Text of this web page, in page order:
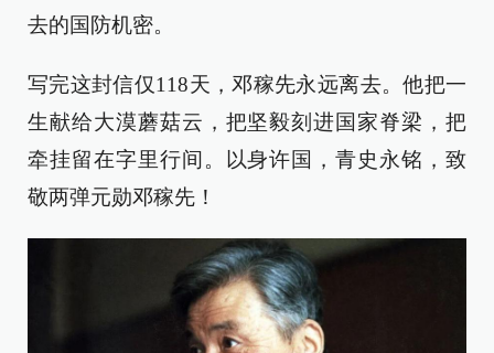
去的国防机密。
写完这封信仅118天，邓稼先永远离去。他把一
生献给大漠蘑菇云，把坚毅刻进国家脊梁，把
牵挂留在字里行间。以身许国，青史永铭，致
敬两弹元勋邓稼先！